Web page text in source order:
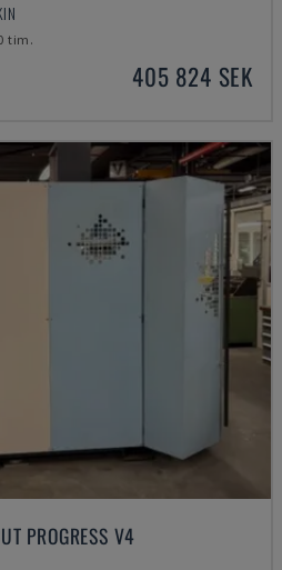
tim.
405 824 SEK
PROGRESS V4